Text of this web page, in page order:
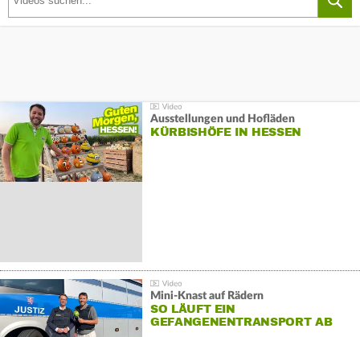
Ausstellungen und Hofläden
KÜRBISHÖFE IN HESSEN
Mini-Knast auf Rädern
SO LÄUFT EIN
GEFANGENENTRANSPORT AB